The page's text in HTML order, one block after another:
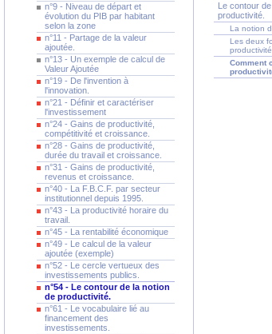
n°9 - Niveau de départ et
évolution du PIB par habitant
selon la zone
n°11 - Partage de la valeur
ajoutée.
n°13 - Un exemple de calcul de
Valeur Ajoutée
n°19 - De l'invention à
l'innovation.
n°21 - Définir et caractériser
l'investissement
n°24 - Gains de productivité,
compétitivité et croissance.
n°28 - Gains de productivité,
durée du travail et croissance.
n°31 - Gains de productivité,
revenus et croissance.
n°40 - La F.B.C.F. par secteur
institutionnel depuis 1995.
n°43 - La productivité horaire du
travail.
n°45 - La rentabilité économique
n°49 - Le calcul de la valeur
ajoutée (exemple)
n°52 - Le cercle vertueux des
investissements publics.
n°54 - Le contour de la notion
de productivité.
n°61 - Le vocabulaire lié au
financement des
investissements.
Le contour
productivité.
La notion
Les deux
Comment